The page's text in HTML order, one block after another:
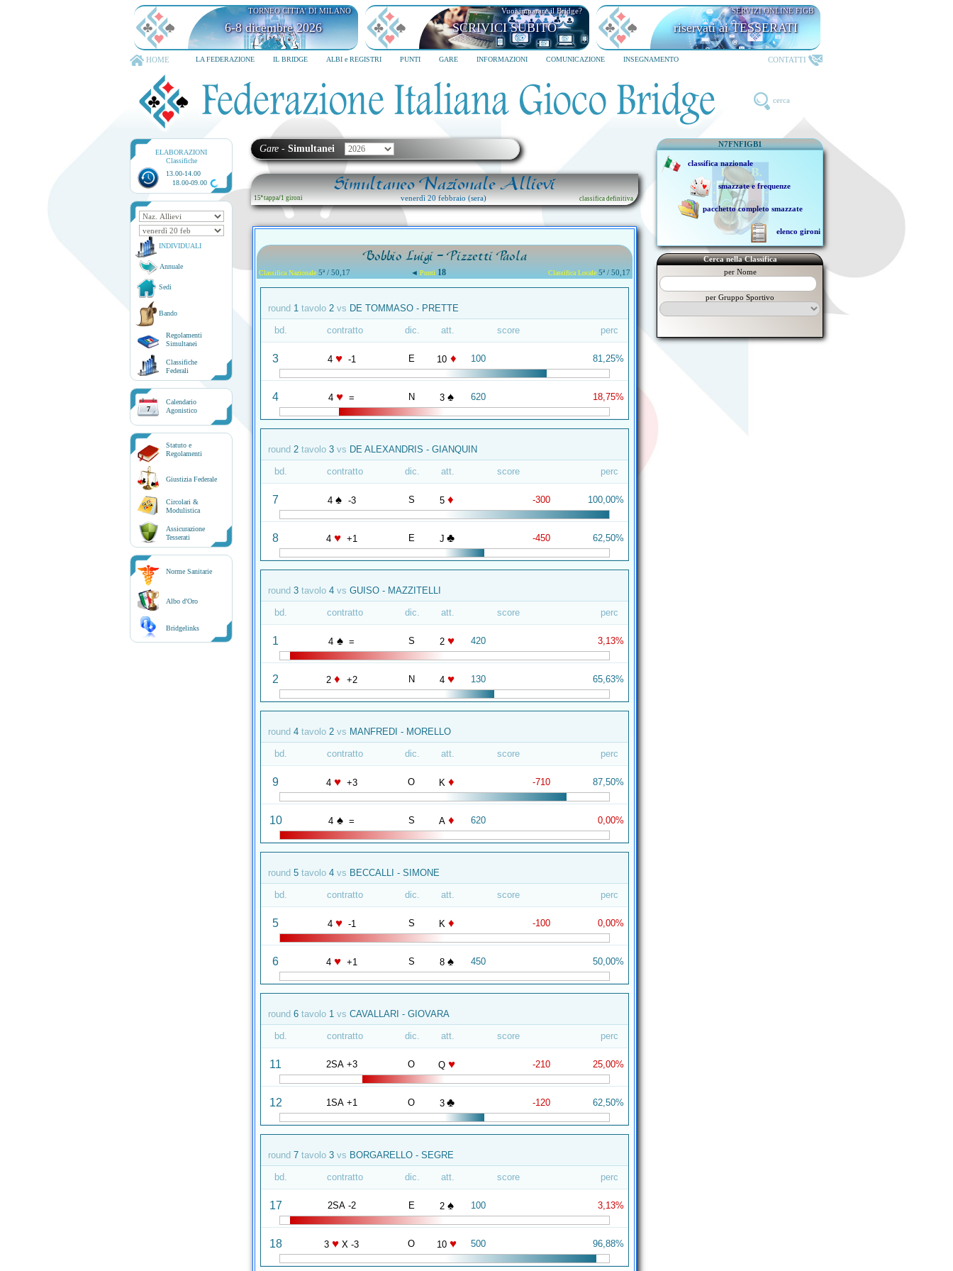
TORNEO CITTA' DI MILANO
6-8 dicembre 2026
Vuoi imparare il Bridge?
SCRIVICI SUBITO
SERVIZI ONLINE FIGB
riservati ai TESSERATI
HOME LA FEDERAZIONE IL BRIDGE ALBI e REGISTRI PUNTI GARE INFORMAZIONI COMUNICAZIONE INSEGNAMENTO CONTATTI
cerca
ELABORAZIONI
Classifiche
13.00-14.00
18.00-09.00
INDIVIDUALI
Annuale
Sedi
Bando
Regolamenti
Simultanei
Classifiche
Federali
7
Calendario
Agonistico
Statuto e
Regolamenti
Giustizia Federale
Circolari &
Modulistica
Assicurazione
Tesserati
Norme Sanitarie
Albo d'Oro
Bridgelinks
Gare - Simultanei
Simultaneo Nazionale Allievi
15ª tappa/1 gironi venerdì 20 febbraio (sera) classifica definitiva
Bobbio Luigi - Pizzetti Paola
Classifica Nazionale 5ª / 50,17 ◄ Punti 18 Classifica Locale 5ª / 50,17
round 1 tavolo 2 vs DE TOMMASO - PRETTE
bd. contratto dic. att. score perc
3 4 ♥ -1 E 10 ♦ 100 81,25%
4 4 ♥ = N 3 ♠ 620 18,75%
round 2 tavolo 3 vs DE ALEXANDRIS - GIANQUIN
bd. contratto dic. att. score perc
7 4 ♠ -3 S 5 ♦ -300 100,00%
8 4 ♥ +1 E J ♣ -450 62,50%
round 3 tavolo 4 vs GUISO - MAZZITELLI
bd. contratto dic. att. score perc
1 4 ♠ = S 2 ♥ 420 3,13%
2 2 ♦ +2 N 4 ♥ 130 65,63%
round 4 tavolo 2 vs MANFREDI - MORELLO
bd. contratto dic. att. score perc
9 4 ♥ +3 O K ♦ -710 87,50%
10 4 ♠ = S A ♦ 620 0,00%
round 5 tavolo 4 vs BECCALLI - SIMONE
bd. contratto dic. att. score perc
5 4 ♥ -1 S K ♦ -100 0,00%
6 4 ♥ +1 S 8 ♠ 450 50,00%
round 6 tavolo 1 vs CAVALLARI - GIOVARA
bd. contratto dic. att. score perc
11 2SA +3 O Q ♥ -210 25,00%
12 1SA +1 O 3 ♣ -120 62,50%
round 7 tavolo 3 vs BORGARELLO - SEGRE
bd. contratto dic. att. score perc
17 2SA -2 E 2 ♠ 100 3,13%
18 3 ♥ X -3 O 10 ♥ 500 96,88%
N7FNFIGB1
classifica nazionale
smazzate e frequenze
pacchetto completo smazzate
elenco gironi
Cerca nella Classifica
per Nome
per Gruppo Sportivo